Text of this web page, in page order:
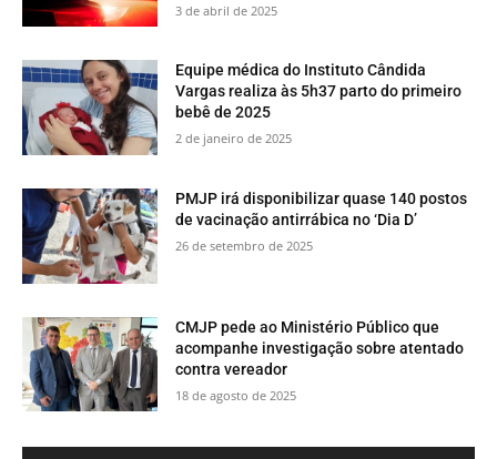
3 de abril de 2025
Equipe médica do Instituto Cândida
Vargas realiza às 5h37 parto do primeiro
bebê de 2025
2 de janeiro de 2025
PMJP irá disponibilizar quase 140 postos
de vacinação antirrábica no ‘Dia D’
26 de setembro de 2025
CMJP pede ao Ministério Público que
acompanhe investigação sobre atentado
contra vereador
18 de agosto de 2025